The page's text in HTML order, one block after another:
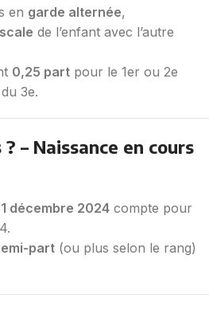
en garde alternée,
de l’enfant avec l’autre
0,25 part pour le 1er ou 2e
3e.
– Naissance en cours
décembre 2024 compte pour
part (ou plus selon le rang)